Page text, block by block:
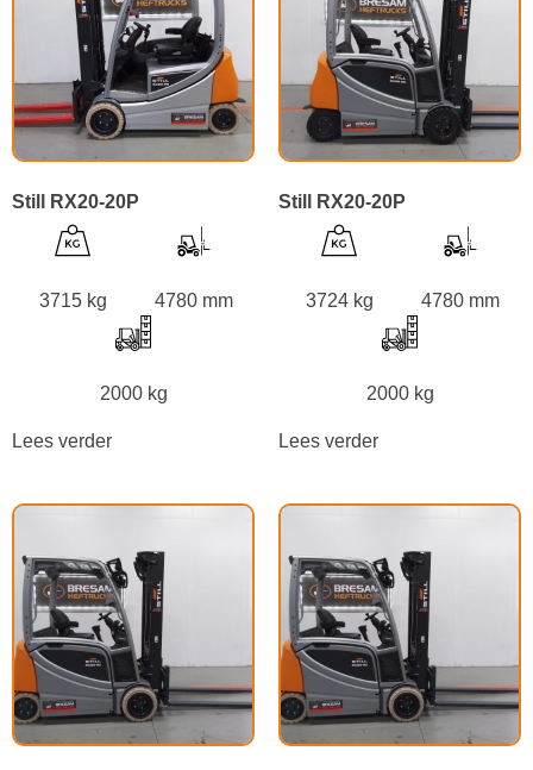
Still RX20-20P
3715 kg 4780 mm
2000 kg
Lees verder
Still RX20-20P
3724 kg 4780 mm
2000 kg
Lees verder